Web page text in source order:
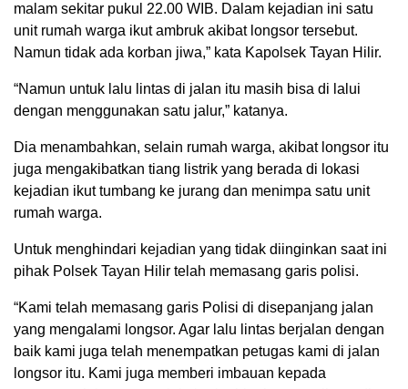
malam sekitar pukul 22.00 WIB. Dalam kejadian ini satu
unit rumah warga ikut ambruk akibat longsor tersebut.
Namun tidak ada korban jiwa,” kata Kapolsek Tayan Hilir.
“Namun untuk lalu lintas di jalan itu masih bisa di lalui
dengan menggunakan satu jalur,” katanya.
Dia menambahkan, selain rumah warga, akibat longsor itu
juga mengakibatkan tiang listrik yang berada di lokasi
kejadian ikut tumbang ke jurang dan menimpa satu unit
rumah warga.
Untuk menghindari kejadian yang tidak diinginkan saat ini
pihak Polsek Tayan Hilir telah memasang garis polisi.
“Kami telah memasang garis Polisi di disepanjang jalan
yang mengalami longsor. Agar lalu lintas berjalan dengan
baik kami juga telah menempatkan petugas kami di jalan
longsor itu. Kami juga memberi imbauan kepada